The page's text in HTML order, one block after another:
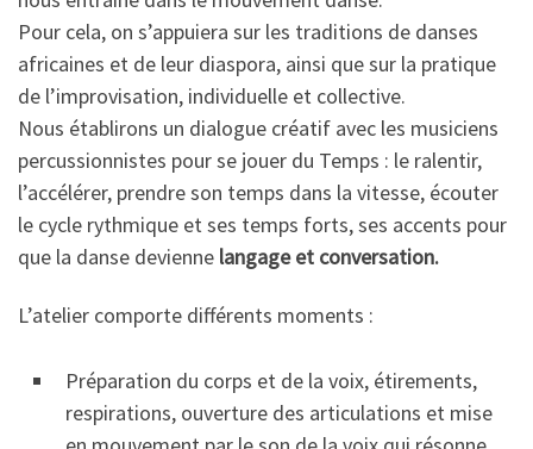
Pour cela, on s’appuiera sur les traditions de danses
africaines et de leur diaspora, ainsi que sur la pratique
de l’improvisation, individuelle et collective.
Nous établirons un dialogue créatif avec les musiciens
percussionnistes pour se jouer du Temps : le ralentir,
l’accélérer, prendre son temps dans la vitesse, écouter
le cycle rythmique et ses temps forts, ses accents pour
que la danse devienne langage et conversation.
L’atelier comporte différents moments :
Préparation du corps et de la voix, étirements,
respirations, ouverture des articulations et mise